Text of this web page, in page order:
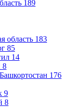
189
область 183
85
14
8
176
9
8